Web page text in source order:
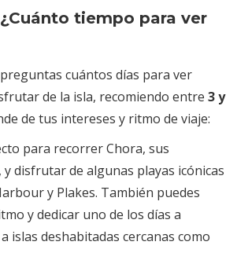
tiempo para ver
cuántos días para ver
de la isla, recomiendo entre 3 y
de tus intereses y ritmo de viaje:
para recorrer Chora, sus
disfrutar de algunas playas icónicas
y Plakes. También puedes
y dedicar uno de los días a
islas deshabitadas cercanas como